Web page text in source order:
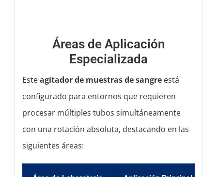
Áreas de Aplicación
Especializada
Esteagitador de muestras de sangre está
configurado para entornos que requieren
procesar múltiples tubos simultáneamente
con una rotación absoluta, destacando en las
siguientes áreas: